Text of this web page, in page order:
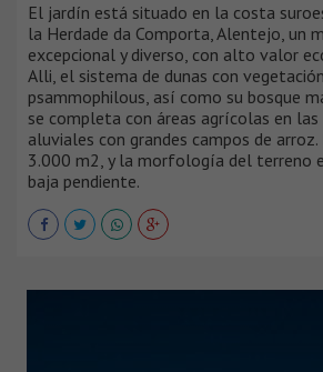
El jardín está situado en la costa
la Herdade da Comporta, Alentejo, un
excepcional y diverso, con alto valor
Alli, el sistema de dunas con
psammophilous, así como su bosque
se completa con áreas agrícolas en
aluviales con grandes campos de
3.000 m2, y la morfología del terreno
baja pendiente.